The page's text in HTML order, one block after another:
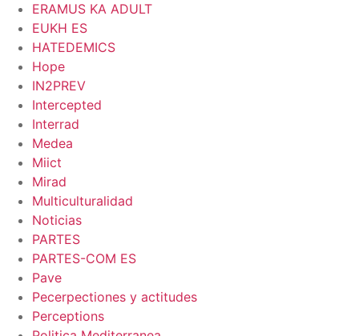
ERAMUS KA ADULT
EUKH ES
HATEDEMICS
Hope
IN2PREV
Intercepted
Interrad
Medea
Miict
Mirad
Multiculturalidad
Noticias
PARTES
PARTES-COM ES
Pave
Pecerpectiones y actitudes
Perceptions